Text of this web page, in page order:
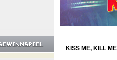
KISS ME, KILL ME